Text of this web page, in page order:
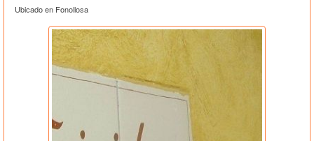
Ubicado en Fonollosa